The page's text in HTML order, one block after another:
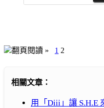
翻頁閱讀 » 1 2
相關文章：
用「Diii」讓 S.H.E